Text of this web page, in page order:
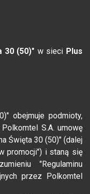
30 (50)" w sieci Plus
obejmuje podmioty,
S.A. umowę
Święta 30 (50)" (dalej
promocji") i staną się
"Regulaminu
przez Polkomtel